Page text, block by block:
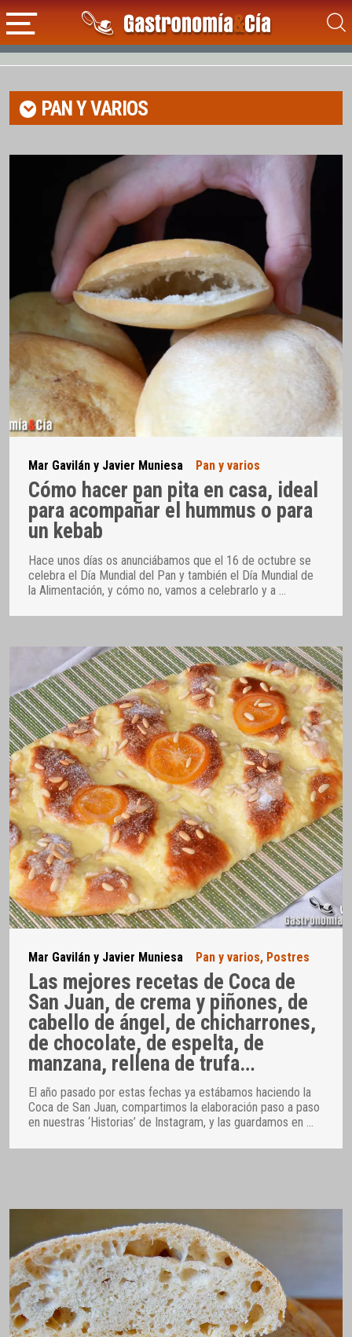
PAN Y VARIOS
Mar Gavilán y Javier Muniesa Pan y varios
Cómo hacer pan pita en casa, ideal
para acompañar el hummus o para
un kebab
Hace unos días os anunciábamos que el 16 de octubre se
celebra el Día Mundial del Pan y también el Día Mundial de
la Alimentación, y cómo no, vamos a celebrarlo y a
Mar Gavilán y Javier Muniesa Pan y varios, Postres
Las mejores recetas de Coca de
San Juan, de crema y piñones, de
cabello de ángel, de chicharrones,
de chocolate, de espelta, de
manzana, rellena de trufa…
El año pasado por estas fechas ya estábamos haciendo la
Coca de San Juan, compartimos la elaboración paso a paso
en nuestras ‘Historias’ de Instagram, y las guardamos en …